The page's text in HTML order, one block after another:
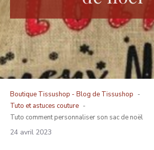
Boutique Tissushop - Blog de Tissushop
Tuto et astuces couture
Tuto comment personnaliser son sac de noël
24 avril 2023